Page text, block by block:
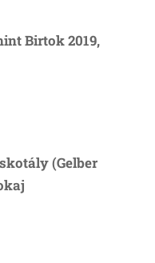
Birtok 2019,
(Gelber